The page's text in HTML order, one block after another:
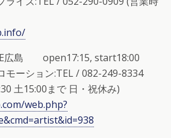
広島 open17:15, start18:00
モーション:TEL / 082-249-8334
土15:00まで 日・祝休み)
web.php?